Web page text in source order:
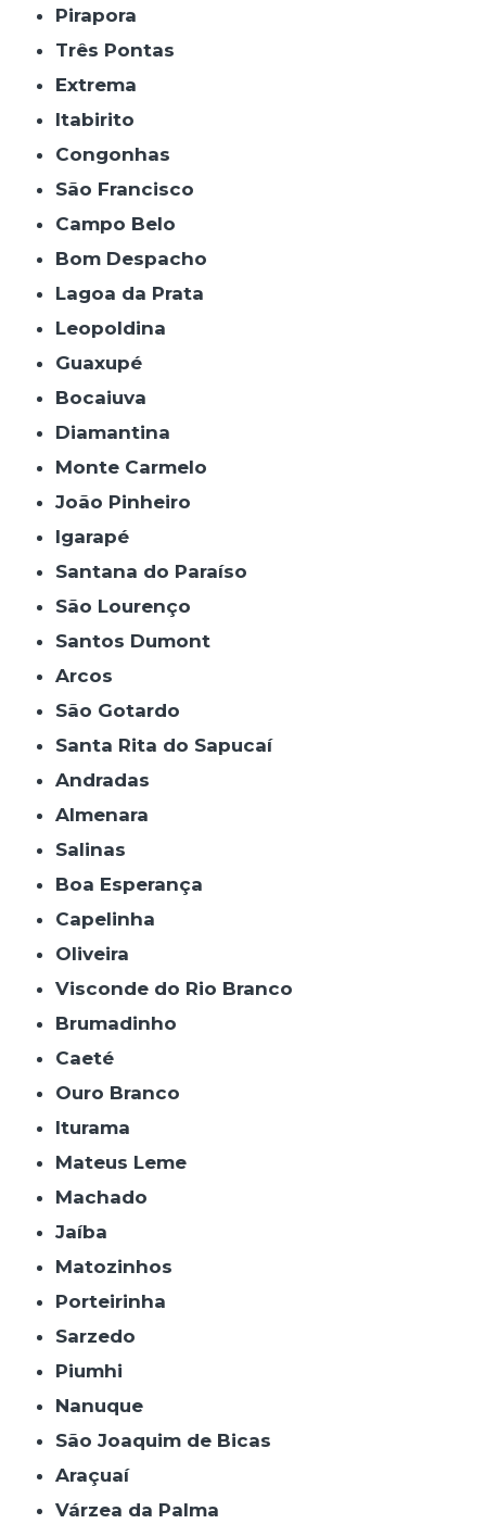
Pirapora
Três Pontas
Extrema
Itabirito
Congonhas
São Francisco
Campo Belo
Bom Despacho
Lagoa da Prata
Leopoldina
Guaxupé
Bocaiuva
Diamantina
Monte Carmelo
João Pinheiro
Igarapé
Santana do Paraíso
São Lourenço
Santos Dumont
Arcos
São Gotardo
Santa Rita do Sapucaí
Andradas
Almenara
Salinas
Boa Esperança
Capelinha
Oliveira
Visconde do Rio Branco
Brumadinho
Caeté
Ouro Branco
Iturama
Mateus Leme
Machado
Jaíba
Matozinhos
Porteirinha
Sarzedo
Piumhi
Nanuque
São Joaquim de Bicas
Araçuaí
Várzea da Palma